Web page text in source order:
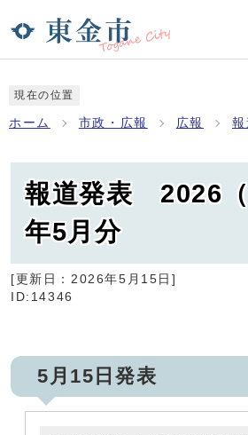
現在の位置
ホーム 市政・広報 広報 報
報道発表 2026（
年5月分
[更新日： 2026年5月15日 ]
ID:14346
5月15日発表